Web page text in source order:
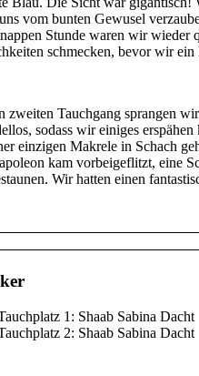
vom bunten Gewusel
Stunde waren wir wieder
schmecken, bevor wir ein
zweiten Tauchgang sprangen
sodass wir einiges
einzigen Makrele in Schach
kam vorbeigeflitzt, eine
Wir hatten einen
1: Shaab Sabina Dacht
2: Shaab Sabina Dacht